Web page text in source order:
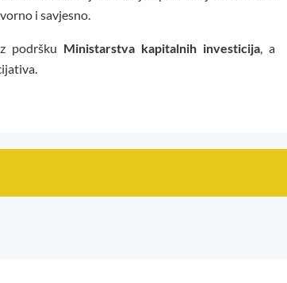
i savjesno.
podršku Ministarstva kapitalnih investicija, a